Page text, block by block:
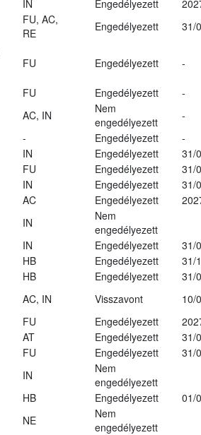
IN Engedélyezett
FU, AC,
RE
Engedélyezett
31/
FU Engedélyezett -
FU Engedélyezett
-
AC, IN
Nem
engedélyezett
-
- Engedélyezett
-
IN Engedélyezett
31/
FU Engedélyezett
31/
IN Engedélyezett
31/
AC Engedélyezett
IN
Nem
engedélyezett
IN Engedélyezett
31/
HB Engedélyezett
31/
HB Engedélyezett
31/
AC, IN Visszavont
10/
FU Engedélyezett
AT Engedélyezett
31/
FU Engedélyezett
31/
IN
Nem
engedélyezett
HB Engedélyezett
01/
NE
Nem
engedélyezett